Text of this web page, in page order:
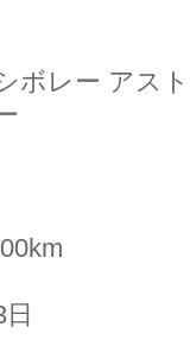
ボレー アス